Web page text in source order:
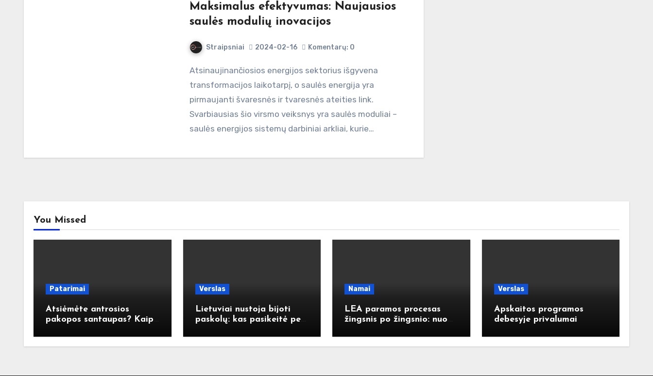
Maksimalus efektyvumas: Naujausios
saulės modulių inovacijos
Straipsniai 2024-02-16 Komentarų: 0
Atsinaujinančiosios energijos sektorius išgyvena
transformacijos laikotarpį, o saulės energija yra
pirmaujanti švaresnės ir tvaresnės ateities link.
Svarbiausias šio virsmo veiksnys yra saulės moduliai –
saulės energijos sistemų darbiniai arkliai, kurie…
You Missed
Patarimai
Atsiėmėte antrosios
pakopos santaupas? Kaip
Verslas
Lietuviai nustoja bijoti
paskolų: kas pasikeitė per
Namai
LEA paramos procesas
žingsnis po žingsnio: nuo
Verslas
Apskaitos programos
debesyje privalumai